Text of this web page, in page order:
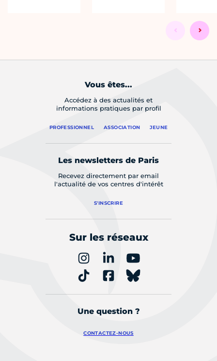
Vous êtes...
Accédez à des actualités et
informations pratiques par profil
PROFESSIONNEL ASSOCIATION JEUNE
Les newsletters de Paris
Recevez directement par email
l'actualité de vos centres d'intérêt
S'INSCRIRE
Sur les réseaux
Une question ?
CONTACTEZ-NOUS